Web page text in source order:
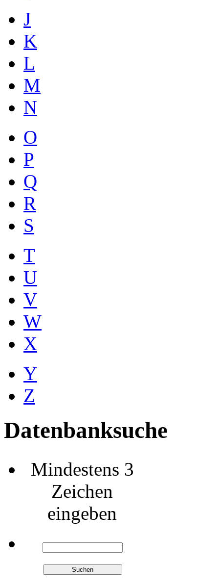
J
K
L
M
N
O
P
Q
R
S
T
U
V
W
X
Y
Z
Datenbanksuche
Mindestens 3
Zeichen
eingeben